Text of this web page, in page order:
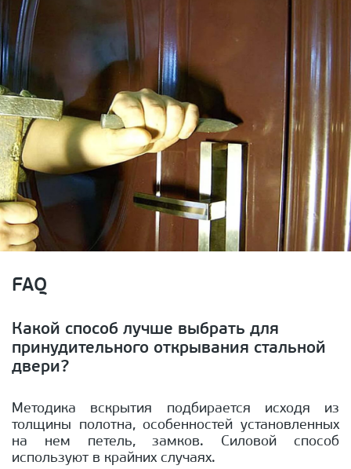
FAQ
Какой способ лучше выбрать для
принудительного открывания стальной
двери?
Методика вскрытия подбирается исходя из
толщины полотна, особенностей установленных
на нем петель, замков. Силовой способ
используют в крайних случаях.